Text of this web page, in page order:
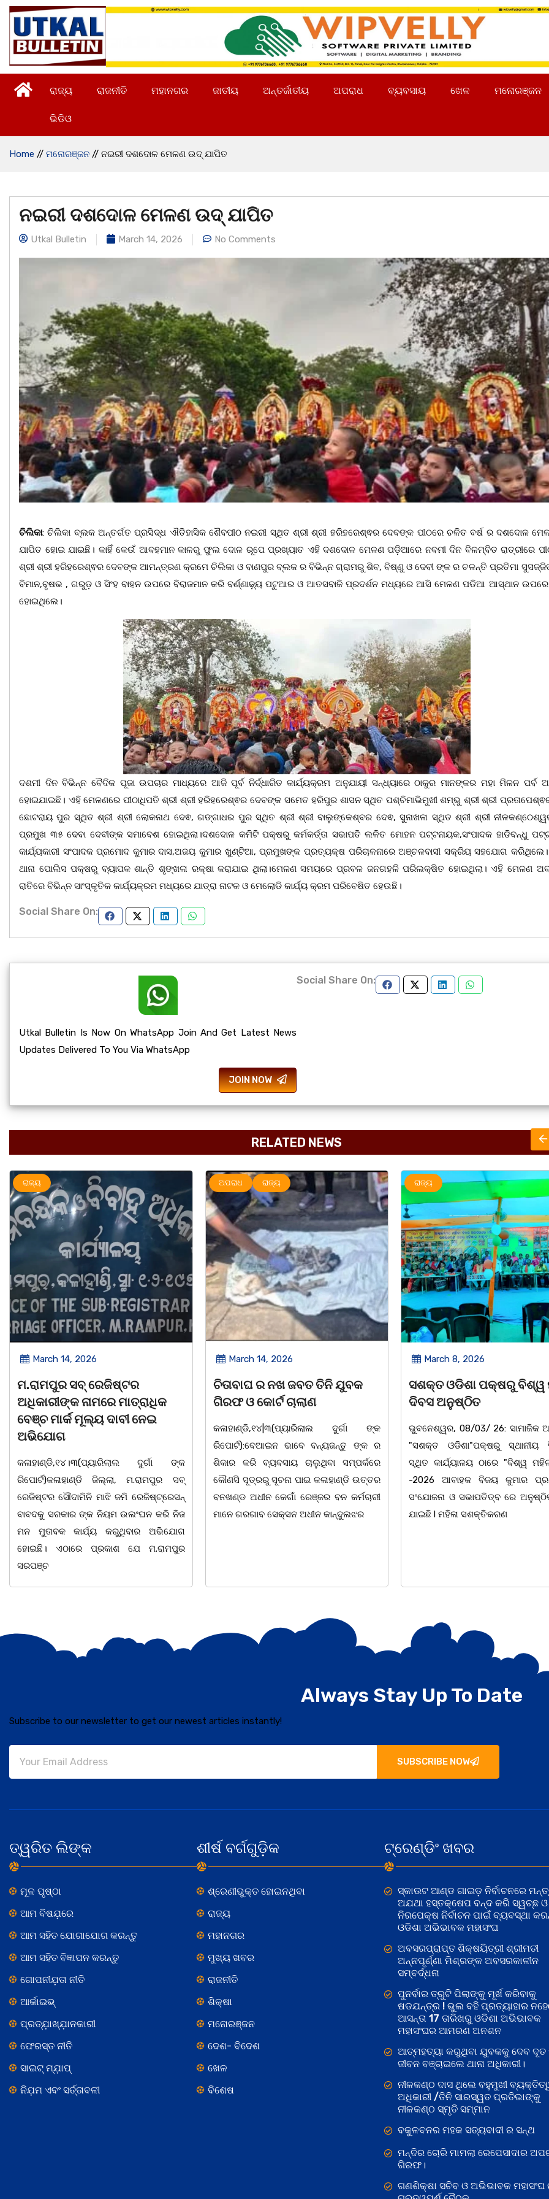
ରାଜ୍ୟ ରାଜନୀତି ମହାନଗର ଜାତୀୟ ଅନ୍ତର୍ଜାତୀୟ ଅପରାଧ ବ୍ୟବସାୟ ଖେଳ ମନୋରଞ୍ଜନ
ଭିଡିଓ
Home // ମନୋରଞ୍ଜନ // ନଇରୀ ଦଶଦୋଳ ମେଳଣ ଉଦ୍ ଯାପିତ
ନଇରୀ ଦଶଦୋଳ ମେଳଣ ଉଦ୍ ଯାପିତ
Utkal Bulletin March 14, 2026 No Comments
ଚିଲିକା: ଚିଲିକା ବ୍ଲକ ଅନ୍ତର୍ଗତ ପ୍ରସିଦ୍ଧ ଐତିହାସିକ ଶୈବପୀଠ ନଇରୀ ସ୍ଥିତ ଶ୍ରୀ ଶ୍ରୀ ହରିହରେଶ୍ଵର ଦେବଙ୍କ ପୀଠରେ ଚଳିତ ବର୍ଷ ର ଦଶଦୋଳ
ଯାପିତ ହୋଇ ଯାଇଛି। କାହିଁ କେଉଁ ଆବହମାନ କାଳରୁ ଫୁଲ ଦୋଳ ରୂପେ ପ୍ରଖ୍ୟାତ ଏହି ଦଶଦୋଳ ମେଳଣ ପଡ଼ିଆରେ ନବମୀ ଦିନ ବିଳମ୍ବିତ ରାତ୍ରୀରେ
ଶ୍ରୀ ଶ୍ରୀ ହରିହରେଶ୍ଵର ଦେବଙ୍କ ଆମନ୍ତ୍ରଣ କ୍ରମେ ଚିଲିକା ଓ ବାଣପୁର ବ୍ଲକ ର ବିଭିନ୍ନ ଗ୍ରାମରୁ ଶିବ, ବିଷ୍ଣୁ ଓ ଦେବୀ ଙ୍କ ର ଚଳନ୍ତି ପ୍ରତିମା
ବିମାନ,ବୃଷଭ , ଗରୁଡ଼ ଓ ସିଂହ ବାହନ ଉପରେ ବିରାଜମାନ କରି ବର୍ଣ୍ଣାଢ଼୍ୟ ପଟୁଆର ଓ ଆତସବାଜି ପ୍ରଦର୍ଶନ ମଧ୍ୟରେ ଆସି ମେଳଣ ପଡିଆ ଆସ୍ଥାନ
ହୋଇଥିଲେ।
ଦଶମୀ ଦିନ ବିଭିନ୍ନ ବୈଦିକ ପୂଜା ଉପଚାର ମାଧ୍ୟରେ ଆଜି ପୂର୍ବ ନିର୍ଦ୍ଧାରିତ କାର୍ଯ୍ୟକ୍ରମ ଅନୁଯାୟୀ ସନ୍ଧ୍ୟାରେ ଠାକୁର ମାନଙ୍କର ମହା ମିଳନ ପର୍ବ
ହୋଇଯାଇଛି। ଏହି ମେଳଣରେ ପୀଠାଧିପତି ଶ୍ରୀ ଶ୍ରୀ ହରିହରେଶ୍ଵର ଦେବଙ୍କ ସମେତ ହରିପୁର ଶାସନ ସ୍ଥିତ ପଶ୍ଚିମାଭିମୁଖୀ ଶମ୍ଭୁ ଶ୍ରୀ ଶ୍ରୀ
ଛୋଟରାୟ ପୁର ସ୍ଥିତ ଶ୍ରୀ ଶ୍ରୀ ଲୋକନାଥ ଦେଵ, ଗଙ୍ଗାଧର ପୁର ସ୍ଥିତ ଶ୍ରୀ ଶ୍ରୀ ବାଲୁଙ୍କେଶ୍ବର ଦେଵ, ସୁନାଖଳା ସ୍ଥିତ ଶ୍ରୀ ଶ୍ରୀ
ପ୍ରମୁଖ ୩୫ ଦେବା ଦେବୀଙ୍କ ସମାବେଶ ହୋଇଥିଲା।ଦଶଦୋଳ କମିଟି ପକ୍ଷରୁ କର୍ମକର୍ତ୍ତା ସଭାପତି ଲଳିତ ମୋହନ ପଟ୍ଟନାୟକ,ସଂପାଦକ ହାଡିବନ୍ଧୁ
କାର୍ଯ୍ୟକାରୀ ସଂପାଦକ ପ୍ରମୋଦ କୁମାର ଦାସ,ଅଜୟ କୁମାର ଖୁଣ୍ଟିଆ, ପ୍ରମୁଖଙ୍କ ପ୍ରତ୍ୟକ୍ଷ ପରିଚାଳନାରେ ଅଞ୍ଚଳବାସୀ ସକ୍ରିୟ ସହଯୋଗ କରିଥିଲେ।
ଥାନା ପୋଲିସ ପକ୍ଷରୁ ବ୍ୟାପକ ଶାନ୍ତି ଶୃଙ୍ଖଳା ରକ୍ଷା କରାଯାଇ ଥିଲା।ମେଳଣ ସମୟରେ ପ୍ରବଳ ଜନଗହଳି ପରିଲକ୍ଷିତ ହୋଇଥିଲା। ଏହି ମେଳଣ
ରାତିରେ ବିଭିନ୍ନ ସାଂସ୍କୃତିକ କାର୍ଯ୍ୟକ୍ରମ ମଧ୍ୟରେ ଯାତ୍ରା ନାଟକ ଓ ମେଲୋଡି କାର୍ଯ୍ୟ କ୍ରମ ପରିବେଷିତ ହେଉଛି।
Social Share On:
Utkal Bulletin Is Now On WhatsApp Join And Get Latest News
Updates Delivered To You Via WhatsApp
JOIN NOW
Social Share On:
RELATED NEWS
ଅପରାଧ ରାଜ୍ୟ
March 14, 2026
ଚିତାବାଘ ର ନଖ ଜବତ ତିନି ଯୁବକ
ଗିରଫ ଓ କୋର୍ଟ ଚାଲାଣ
କଳାହାଣ୍ଡି,୧୪|୩(ପ୍ୟାରିଲାଲ ଦୁର୍ଗା ଙ୍କ
ଶିକାର କରି ବ୍ୟବସାୟ ଚାଲୁଥିବା ସମ୍ପର୍କରେ
କୌଣସି ସୂତ୍ରରୁ ସୂଚନା ପାଇ କଳାହାଣ୍ଡି ଉତ୍ତର
ବନଖଣ୍ଡ ଅଧୀନ କେଗାଁ ରେଞ୍ଜର ବନ କର୍ମଚାରୀ
ମାନେ ଗରଗାବ ସେକ୍ସନ ଅଧୀନ କାନ୍ଦୁଲଝର
ରାଜ୍ୟ
March 8, 2026
ସଶକ୍ତ ଓଡିଶା ପକ୍ଷରୁ ବିଶ୍ୱ ମହିଳା
ଦିବସ ଅନୁଷ୍ଠିତ
ଭୁବନେଶ୍ୱର, 08/03/ 26: ସାମାଜିକ ଅନୁଷ୍ଠାନ
"ସଶକ୍ତ ଓଡିଶା"ପକ୍ଷରୁ ସ୍ଥାନୀୟ ସିଆରପି
ସ୍ଥିତ କାର୍ଯ୍ୟାଳୟ ଠାରେ "ବିଶ୍ୱ ମହିଳା ଦିବସ
-2026 ଆବାହକ ବିଜୟ କୁମାର ପ୍ରଧାନଙ୍କ
ସଂଯୋଜନା ଓ ସଭାପତିତ୍ବ ରେ ଅନୁଷ୍ଠିତ ହୋଇ
ଯାଇଛି l ମହିଳା ସଶକ୍ତିକରଣ
ରାଜ୍ୟ
March 8, 2026
ଆନ୍ତର୍ଜାତୀୟ ମହିଳା ଦିବସ
ଉପଲକ୍ଷେ ନାଟକ ‘ଖାଣ୍ଟି ସୁନା’
ଚିଲିକା: ଆନ୍ତର୍ଜାତୀୟ ମହିଳା
ଅବସରରେ ବାଲୁଗାଁସ୍ଥିତ ମା'
ନିକେତନ ର ଓଡ଼ିଆ ଅସ୍ମିତା ଉପରେ
ନାଟକ "ଖାଣ୍ଟି ସୁନା" ଗୈ।ରୀ
ପ୍ରତିଷ୍ଠାନ, ଖୋର୍ଦ୍ଧା ଆନୁକୁଲ୍ୟରେ
ହୋଇଯାଇଛି। ଡ଼ଃ ପ୍ରଦୀପ ଭୈମିକ ଙ୍କ
Always Stay Up To Date
Subscribe to our newsletter to get our newest articles instantly!
SUBSCRIBE NOW
ତ୍ୱରିତ ଲିଙ୍କ
ମୂଳ ପୃଷ୍ଠା
ଆମ ବିଷଯ଼ରେ
ଆମ ସହିତ ଯୋଗାଯୋଗ କରନ୍ତୁ
ଆମ ସହିତ ବିଜ୍ଞାପନ କରନ୍ତୁ
ଗୋପନୀଯ଼ତା ନୀତି
ଆର୍କାଇଭ୍
ପ୍ରତ୍ଯ଼ାଖ୍ଯ଼ାନକାରୀ
ଫେରସ୍ତ ନୀତି
ସାଇଟ୍ ମ୍ଯ଼ାପ୍
ନିଯ଼ମ ଏବଂ ସର୍ତ୍ତାବଳୀ
ଶୀର୍ଷ ବର୍ଗଗୁଡ଼ିକ
ଶ୍ରେଣୀଭୁକ୍ତ ହୋଇନଥିବା
ରାଜ୍ୟ
ମହାନଗର
ମୁଖ୍ୟ ଖବର
ରାଜନୀତି
ଶିକ୍ଷା
ମନୋରଞ୍ଜନ
ଦେଶ- ବିଦେଶ
ଖେଳ
ବିଶେଷ
ଟ୍ରେଣ୍ଡିଂ ଖବର
ସ୍କାଉଟ ଆଣ୍ଡ ଗାଇଡ଼ ନିର୍ବାଚନରେ
ଅଯଥା ହସ୍ତକ୍ଷେପ ବନ୍ଦ କରି ସ୍ୱଚ୍ଛ ଓ
ନିରପେକ୍ଷ ନିର୍ବାଚନ ପାଇଁ ବ୍ୟବସ୍ଥା
ଓଡିଶା ଅଭିଭାବକ ମହାସଂଘ
ଅବସରପ୍ରାପ୍ତ ଶିକ୍ଷୟିତ୍ରୀ ଶ୍ରୀମତୀ
ଅନ୍ନପୂର୍ଣ୍ଣା ମିଶ୍ରଙ୍କ ଅବସରକାଳୀନ
ସମ୍ବର୍ଦ୍ଧନା
ପୁନର୍ବାର ତ୍ରୁଟି ପିଲାଙ୍କୁ ମୂର୍ଖ କରିବାକୁ
ଷଡଯନ୍ତ୍ର ! ଭୁଲ ବହି ପ୍ରତ୍ୟାହାର
ଆସନ୍ତା 17 ତାରିଖରୁ ଓଡିଶା ଅଭିଭାବକ
ମହାସଂଘର ଆମରଣ ଅନଶନ
ଆତ୍ମହତ୍ୟା କରୁଥିବା ଯୁବକକୁ ଦେବ ଦୂତ
ଜୀବନ ବଞ୍ଚାଇଲେ ଥାନା ଅଧିକାରୀ।
ନୀଳକଣ୍ଠ ଦାସ ଥିଲେ ବହୁମୁଖୀ
ଅଧିକାରୀ /ତିନି ସାରସ୍ୱତ ପ୍ରତିଭାଙ୍କୁ
ନୀଳକଣ୍ଠ ସ୍ମୃତି ସମ୍ମାନ
ବକୁଳବନର ମହକ ସତ୍ୟବାଦୀ ର ସନ୍ଥ
ମନ୍ଦିର ଚୋରି ମାମଲା ରେପେସାଦାର
ଗିରଫ।
ଗଣଶିକ୍ଷା ସଚିବ ଓ ଅଭିଭାବକ ମହାସଂଘ